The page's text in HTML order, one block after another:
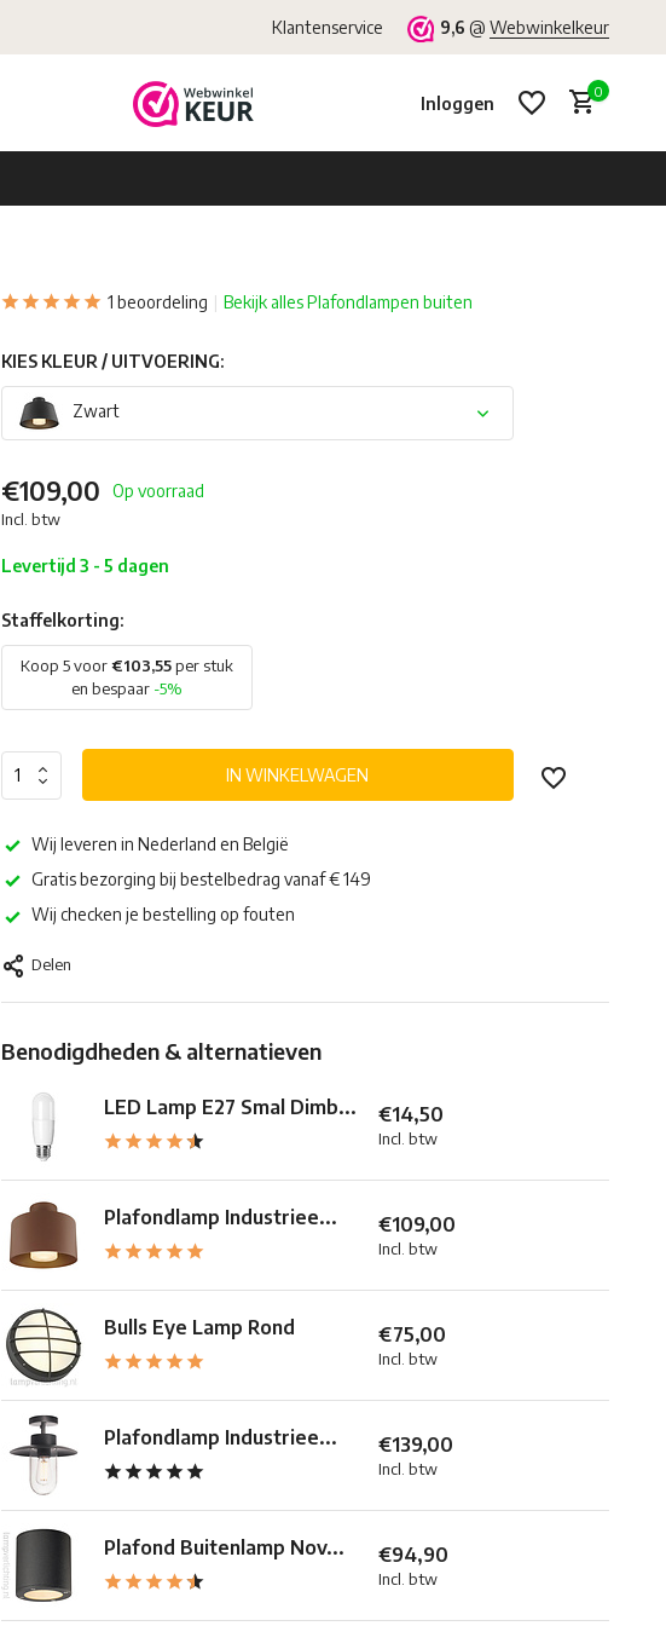
Klantenservice 9,6 @ Webwinkelkeur
Inloggen
0
1 beoordeling Bekijk alles Plafondlampen buiten
KIES KLEUR / UITVOERING:
Zwart
€109,00 Op voorraad
Incl. btw
Levertijd 3 - 5 dagen
Staffelkorting:
Koop 5 voor€103,55per stuk
en bespaar -5%
IN WINKELWAGEN
Wij leveren in Nederland en België
Gratis bezorging bij bestelbedrag vanaf € 149
Wij checken je bestelling op fouten
Delen
Benodigdheden & alternatieven
LED Lamp E27 Smal Dimb... €14,50
Incl. btw
Plafondlamp Industriee... €109,00
Incl. btw
Bulls Eye Lamp Rond €75,00
Incl. btw
Plafondlamp Industriee... €139,00
Incl. btw
Plafond Buitenlamp Nov... €94,90
Incl. btw